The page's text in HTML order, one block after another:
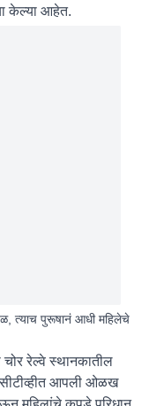
केल्या आहेत.
त्याच पुरूषानं आधी महिलेचे
रेल्वे स्थानकातील
आपली ओळख